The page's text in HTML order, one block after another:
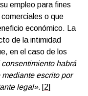
empleo para fines
o que
económico. La
de la intimidad
en el caso de los
consentimiento habrá
mediante escrito por
legal». [2]